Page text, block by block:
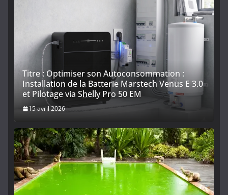
Titre : Optimiser son Autoconsommation :
Installation de la Batterie Marstech Venus E 3.0
et Pilotage via Shelly Pro 50 EM
15 avril 2026